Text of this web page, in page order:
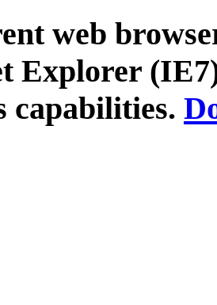
web
Explorer
capabilities.